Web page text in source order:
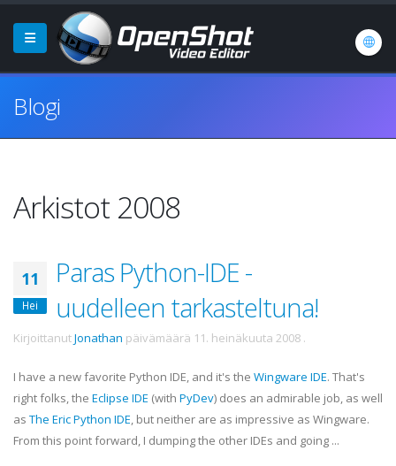
Blogi
Arkistot 2008
11
Hei
Paras Python-IDE -
uudelleen tarkasteltuna!
KirjoittanutJonathan päivämäärä 11. heinäkuuta 2008 .
I have a new favorite Python IDE, and it's the Wingware IDE. That's
right folks, the Eclipse IDE (with PyDev) does an admirable job, as well
as The Eric Python IDE, but neither are as impressive as Wingware.
From this point forward, I dumping the other IDEs and going ...